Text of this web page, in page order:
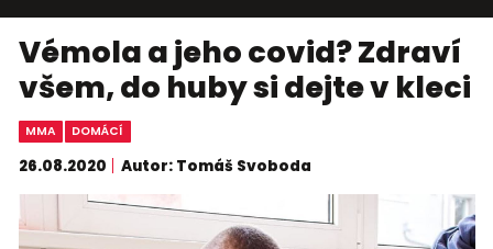
Vémola a jeho covid? Zdraví
všem, do huby si dejte v kleci
MMA DOMÁCÍ
26.08.2020 Autor: Tomáš Svoboda